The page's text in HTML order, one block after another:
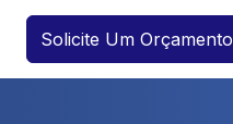
Solicite Um Orçamento